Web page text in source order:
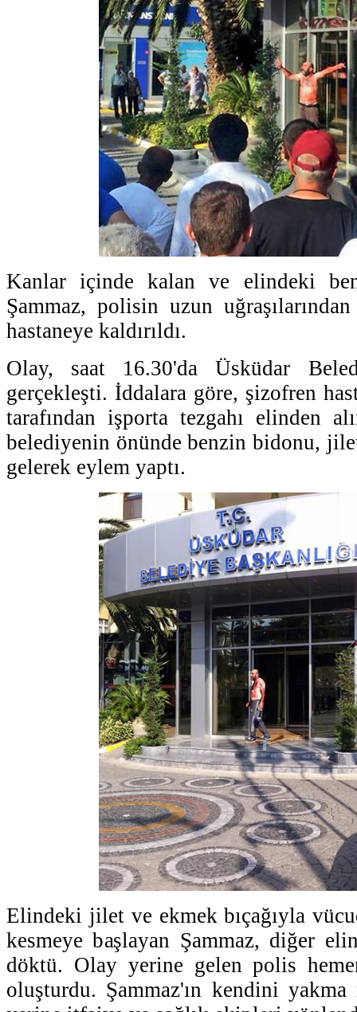
Kanlar içinde kalan ve elindeki
Şammaz, polisin uzun
hastaneye kaldırıldı.
Olay, saat 16.30'da Üsküdar
gerçekleşti. İddalara göre, şizofren
tarafından işporta tezgahı elinden
belediyenin önünde benzin bidonu,
gelerek eylem yaptı.
Elindeki jilet ve ekmek bıçağıyla
kesmeye başlayan Şammaz, diğer
döktü. Olay yerine gelen polis
oluşturdu. Şammaz'ın kendini